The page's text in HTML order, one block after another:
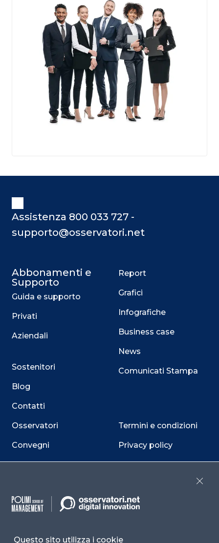
Assistenza 800 033 727 -
supporto@osservatori.net
Abbonamenti e
Supporto
Guida e supporto
Privati
Aziendali
Sostenitori
Blog
Contatti
Osservatori
Convegni
Webinar
Report
Grafici
Infografiche
Business case
News
Comunicati Stampa
Termini e condizioni
Privacy policy
Cookie policy
Dichiarazione di
Cookie Center
Questo sito utilizza i cookie